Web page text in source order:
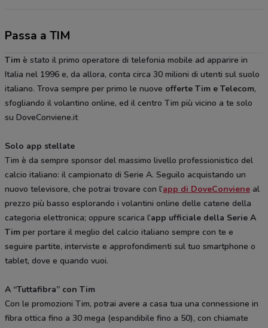
Passa a TIM
Tim è stato il primo operatore di telefonia mobile ad apparire in
Italia nel 1996 e, da allora, conta circa 30 milioni di utenti sul suolo
italiano. Trova sempre per primo le nuove offerte Tim e Telecom,
sfogliando il volantino online, ed il centro Tim più vicino a te solo
su DoveConviene.it
Solo app stellate
Tim è da sempre sponsor del massimo livello professionistico del
calcio italiano: il campionato di Serie A. Seguilo acquistando un
nuovo televisore, che potrai trovare con l’app di DoveConviene al
prezzo più basso esplorando i volantini online delle catene della
categoria elettronica; oppure scarica l’app ufficiale della Serie A
Tim per portare il meglio del calcio italiano sempre con te e
seguire partite, interviste e approfondimenti sul tuo smartphone o
tablet, dove e quando vuoi.
A “Tuttafibra” con Tim
Con le promozioni Tim, potrai avere a casa tua una connessione in
fibra ottica fino a 30 mega (espandibile fino a 50), con chiamate